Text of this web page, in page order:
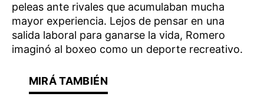
peleas ante rivales que acumulaban mucha
mayor experiencia. Lejos de pensar en una
salida laboral para ganarse la vida, Romero
imaginó al boxeo como un deporte recreativo.